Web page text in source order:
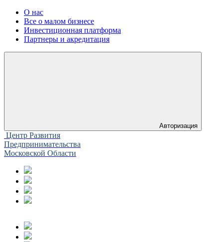
О нас
Все о малом бизнесе
Инвестиционная платформа
Партнеры и акредитация
Авторизация
Центр Развития
Предпринимательства
Московской Области